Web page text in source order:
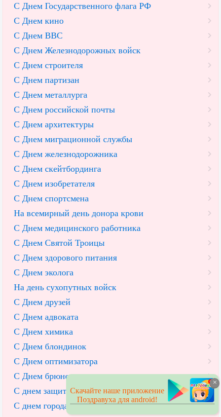
С Днем Государственного флага РФ
С Днем кино
С Днем ВВС
С Днем Железнодорожных войск
С Днем строителя
С Днем партизан
С Днем металлурга
С Днем российской почты
С Днем архитектуры
С Днем миграционной службы
С Днем железнодорожника
С Днем скейтбординга
С Днем изобретателя
С Днем спортсмена
На всемирный день донора крови
С Днем медицинского работника
С Днем Святой Троицы
С Днем здорового питания
С Днем эколога
На день сухопутных войск
С Днем друзей
С Днем адвоката
С Днем химика
С Днем блондинок
С Днем оптимизатора
С Днем брюнеток
С днем защиты детей
С днем города - универсальные
×
Скачайте наше приложение
Поздравуха для android!